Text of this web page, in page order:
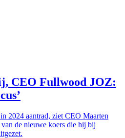
CEO Fullwood JOZ:
2024 aantrad, ziet CEO Maarten
de nieuwe koers die hij bij